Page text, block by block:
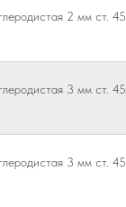
2 мм ст. 45
3 мм ст. 45
3 мм ст. 45